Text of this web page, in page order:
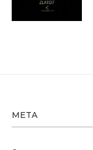
META